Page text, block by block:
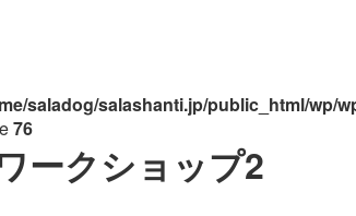
saladog/salashanti.jp/public_html/wp/
76
ークシ ョ ッ プ 2